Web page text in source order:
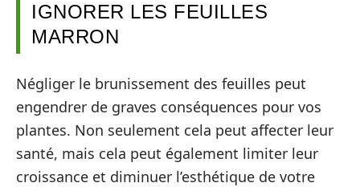
IGNORER LES FEUILLES
MARRON
Négliger le brunissement des feuilles peut
engendrer de graves conséquences pour vos
plantes. Non seulement cela peut affecter leur
santé, mais cela peut également limiter leur
croissance et diminuer l’esthétique de votre